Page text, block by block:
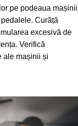
pe podeaua mașinii
Curăță
excesivă de
Verifică
ale mașinii și